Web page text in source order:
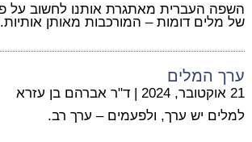
השפה העברית מאתגרת אותנו לחשוב על
של מלים דומות – המורכבות מאותן אותיות.
ערך המלים
21 אוקטובר, 2024 | ד"ר אברהם בן עזרא
למלים יש ערך, ולפעמים – ערך רב.